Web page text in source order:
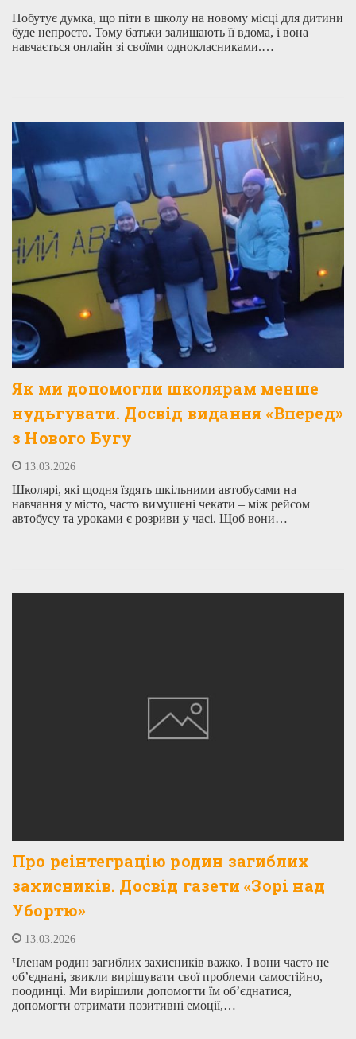
Побутує думка, що піти в школу на новому місці для дитини
буде непросто. Тому батьки залишають її вдома, і вона
навчається онлайн зі своїми однокласниками.…
Як ми допомогли школярам менше
нудьгувати. Досвід видання «Вперед»
з Нового Бугу
13.03.2026
Школярі, які щодня їздять шкільними автобусами на
навчання у місто, часто вимушені чекати – між рейсом
автобусу та уроками є розриви у часі. Щоб вони…
Про реінтеграцію родин загиблих
захисників. Досвід газети «Зорі над
Убортю»
13.03.2026
Членам родин загиблих захисників важко. І вони часто не
об’єднані, звикли вирішувати свої проблеми самостійно,
поодинці. Ми вирішили допомогти їм об’єднатися,
допомогти отримати позитивні емоції,…